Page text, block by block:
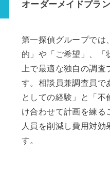
オーダーメイドプラ
第一探偵グループでは
的」や「ご希望」、「
上で最適な独自の調
す。相談員兼調査員で
としての経験」と「不
け合わせて計画を練る
人員を削減し費用対効
す。